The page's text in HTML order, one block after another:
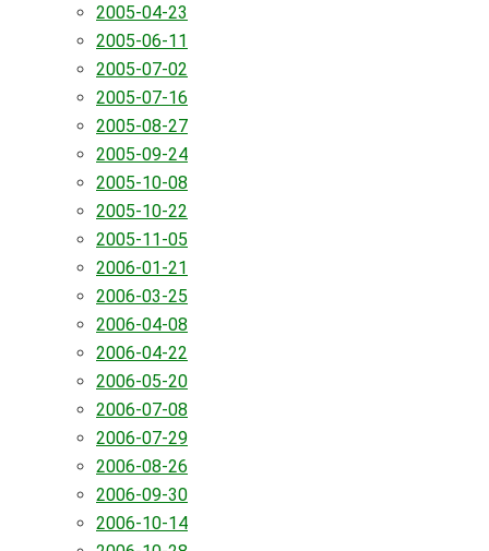
2005-04-23
2005-06-11
2005-07-02
2005-07-16
2005-08-27
2005-09-24
2005-10-08
2005-10-22
2005-11-05
2006-01-21
2006-03-25
2006-04-08
2006-04-22
2006-05-20
2006-07-08
2006-07-29
2006-08-26
2006-09-30
2006-10-14